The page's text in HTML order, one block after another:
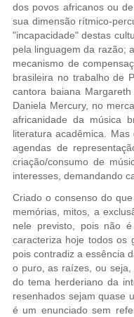
dos povos africanos ou
sua dimensão rítmico-
"incapacidade" destas
pela linguagem da razão;
mecanismo de
brasileira no trabalho de
cantora baiana
Daniela Mercury, no
africanidade da música
literatura acadêmica.
agendas de
criação/consumo de
interesses, demandando
Criado o consenso do
memórias, mitos, a
nele previsto, pois não
caracteriza hoje todos os
pois contradiz a essência
o puro, as raízes, ou
do tema herderiano da
resenhados sejam quase
é um enunciado sem